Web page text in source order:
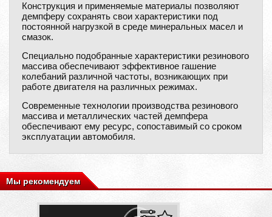
Конструкция и применяемые материалы позволяют
демпферу сохранять свои характеристики под
постоянной нагрузкой в среде минеральных масел и
смазок.
Специально подобранные характеристики резинового
массива обеспечивают эффективное гашение
колебаний различной частоты, возникающих при
работе двигателя на различных режимах.
Современные технологии производства резинового
массива и металлических частей демпфера
обеспечивают ему ресурс, сопоставимый со сроком
эксплуатации автомобиля.
Мы рекомендуем